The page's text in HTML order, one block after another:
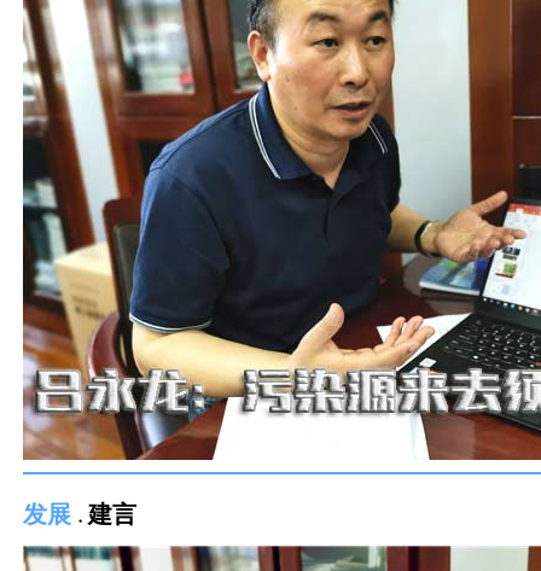
发展 建言